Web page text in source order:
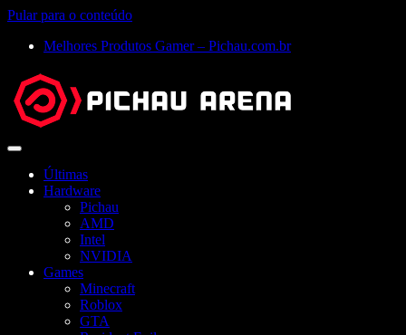
Pular para o conteúdo
Melhores Produtos Gamer – Pichau.com.br
Abrir
Últimas
Hardware
Pichau
AMD
Intel
NVIDIA
Games
Minecraft
Roblox
GTA